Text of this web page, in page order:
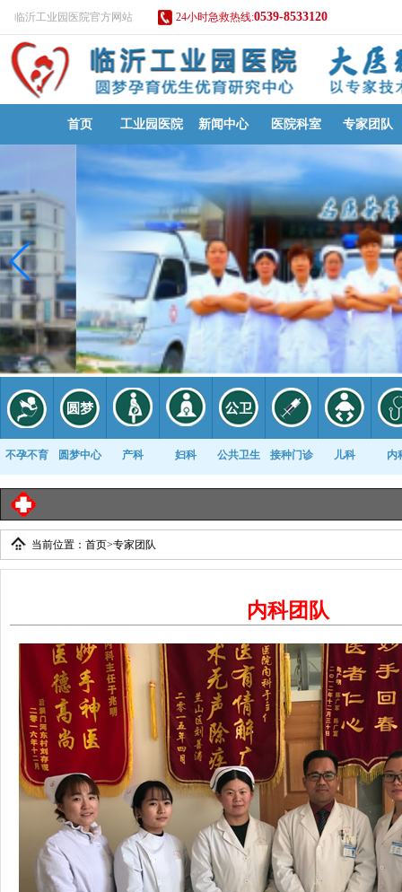
临沂工业园医院官方网站 24小时急救热线:0539-8533120
首页 工业园医院 新闻中心 医院科室 专家团队
不孕不育 圆梦中心 产科 妇科 公共卫生 接种门诊 儿科 内
康复科
当前位置： 首页>专家团队
内科团队